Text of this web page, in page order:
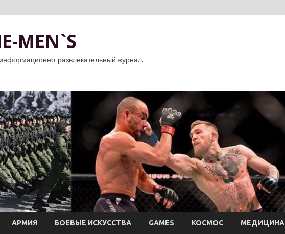
MEN`S
развлекательный журнал.
АРМИЯ БОЕВЫЕ ИСКУССТВА GAMES КОСМОС МЕДИЦИНА